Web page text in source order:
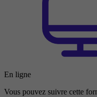
En ligne
Vous pouvez suivre cette